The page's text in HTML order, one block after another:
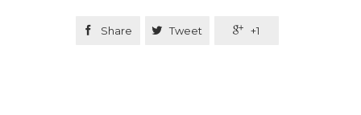
 Share  Tweet  +1